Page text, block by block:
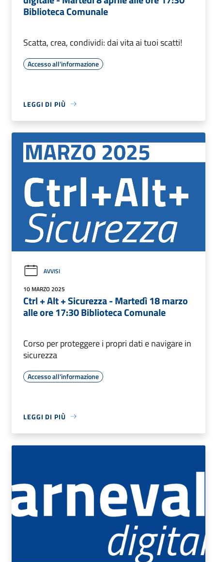
Biblioteca Comunale
Scatta, crea, condividi: dai vita ai tuoi scatti!
Accesso all'informazione
LEGGI DI PIÙ
AVVISI
10 MARZO 2025
Ctrl + Alt + Sicurezza - Martedì 18 marzo
alle ore 17:30 Biblioteca Comunale
Corso per proteggere i propri dati e navigare in
sicurezza
Accesso all'informazione
LEGGI DI PIÙ